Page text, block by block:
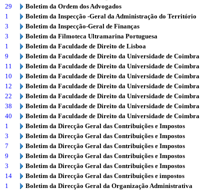
29
Boletim da Ordem dos Advogados
1
Boletim da Inspecção -Geral da Administração do Território
3
Boletim da Inspecção-Geral de Finanças
3
Boletim da Filmoteca Ultramarina Portuguesa
1
Boletim da Faculdade de Direito de Lisboa
9
Boletim da Faculdade de Direito da Universidade de Coimbra
11
Boletim da Faculdade de Direito da Universidade de Coimbra
10
Boletim da Faculdade de Direito da Universidade de Coimbra
12
Boletim da Faculdade de Direito da Universidade de Coimbra
22
Boletim da Faculdade de Direito da Universidade de Coimbra
38
Boletim da Faculdade de Direito da Universidade de Coimbra
40
Boletim da Faculdade de Direito da Universidade de Coimbra
1
Boletim da Direcção Geral das Contribuições e Impostos
3
Boletim da Direcção Geral das Contribuições e Impostos
7
Boletim da Direcção Geral das Contribuições e Impostos
9
Boletim da Direcção Geral das Contribuições e Impostos
3
Boletim da Direcção Geral das Contribuições e Impostos
14
Boletim da Direcção Geral das Contribuições e impostos
1
Boletim da Direcção Geral da Organização Administrativa